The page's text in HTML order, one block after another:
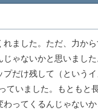
れました。ただ、力か
ゃないかと思いまし
プだけ残して（という
ていました。もともと
ってくるんじゃないか